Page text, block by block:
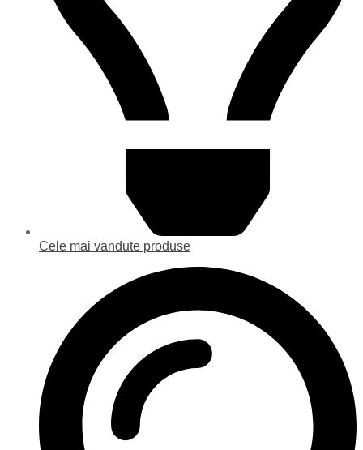
Cele mai vandute produse